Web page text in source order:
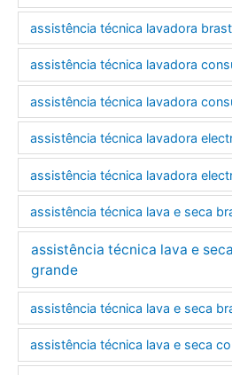
assistência técnica lavadora
assistência técnica lavadora
assistência técnica lavadora
assistência técnica lavadora
assistência técnica lavadora
assistência técnica lava e seca
assistência técnica lava e
grande
assistência técnica lava e seca
assistência técnica lava e seca